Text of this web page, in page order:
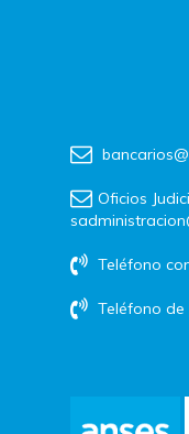
Oficios
Teléfono
Teléfono de